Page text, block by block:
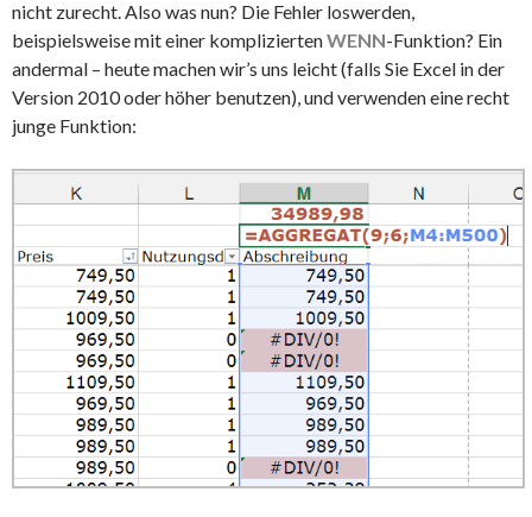
nicht zurecht. Also was nun? Die Fehler loswerden,
beispielsweise mit einer kompliziertenWENN-Funktion? Ein
andermal – heute machen wir’s uns leicht (falls Sie Excel in der
Version 2010 oder höher benutzen), und verwenden eine recht
junge Funktion: